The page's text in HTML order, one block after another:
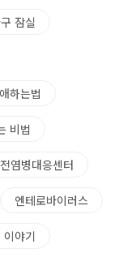
잠실
하는법
비법
전염병대응센터
엔테로바이러스
이야기